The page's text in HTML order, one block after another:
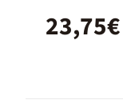
23,75€